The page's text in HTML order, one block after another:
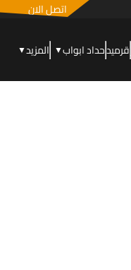
اتصل الان
قرميدحداد ابواب▼ المزيد▼